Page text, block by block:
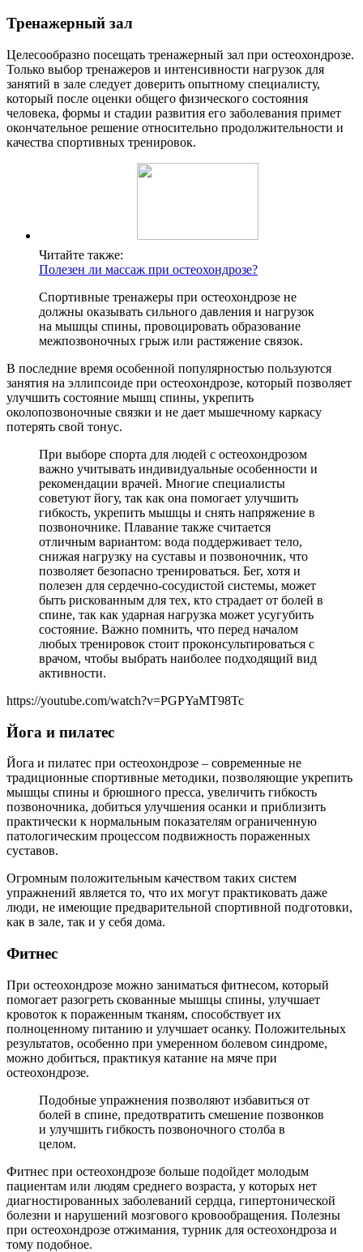
Тренажерный зал
Целесообразно посещать тренажерный зал при остеохондрозе.
Только выбор тренажеров и интенсивности нагрузок для
занятий в зале следует доверить опытному специалисту,
который после оценки общего физического состояния
человека, формы и стадии развития его заболевания примет
окончательное решение относительно продолжительности и
качества спортивных тренировок.
Читайте также:
Полезен ли массаж при остеохондрозе?
Спортивные тренажеры при остеохондрозе не
должны оказывать сильного давления и нагрузок
на мышцы спины, провоцировать образование
межпозвоночных грыж или растяжение связок.
В последние время особенной популярностью пользуются
занятия на эллипсоиде при остеохондрозе, который позволяет
улучшить состояние мышц спины, укрепить
околопозвоночные связки и не дает мышечному каркасу
потерять свой тонус.
При выборе спорта для людей с остеохондрозом
важно учитывать индивидуальные особенности и
рекомендации врачей. Многие специалисты
советуют йогу, так как она помогает улучшить
гибкость, укрепить мышцы и снять напряжение в
позвоночнике. Плавание также считается
отличным вариантом: вода поддерживает тело,
снижая нагрузку на суставы и позвоночник, что
позволяет безопасно тренироваться. Бег, хотя и
полезен для сердечно-сосудистой системы, может
быть рискованным для тех, кто страдает от болей в
спине, так как ударная нагрузка может усугубить
состояние. Важно помнить, что перед началом
любых тренировок стоит проконсультироваться с
врачом, чтобы выбрать наиболее подходящий вид
активности.
https://youtube.com/watch?v=PGPYaMT98Tc
Йога и пилатес
Йога и пилатес при остеохондрозе – современные не
традиционные спортивные методики, позволяющие укрепить
мышцы спины и брюшного пресса, увеличить гибкость
позвоночника, добиться улучшения осанки и приблизить
практически к нормальным показателям ограниченную
патологическим процессом подвижность пораженных
суставов.
Огромным положительным качеством таких систем
упражнений является то, что их могут практиковать даже
люди, не имеющие предварительной спортивной подготовки,
как в зале, так и у себя дома.
Фитнес
При остеохондрозе можно заниматься фитнесом, который
помогает разогреть скованные мышцы спины, улучшает
кровоток к пораженным тканям, способствует их
полноценному питанию и улучшает осанку. Положительных
результатов, особенно при умеренном болевом синдроме,
можно добиться, практикуя катание на мяче при
остеохондрозе.
Подобные упражнения позволяют избавиться от
болей в спине, предотвратить смешение позвонков
и улучшить гибкость позвоночного столба в
целом.
Фитнес при остеохондрозе больше подойдет молодым
пациентам или людям среднего возраста, у которых нет
диагностированных заболеваний сердца, гипертонической
болезни и нарушений мозгового кровообращения. Полезны
при остеохондрозе отжимания, турник для остеохондроза и
тому подобное.